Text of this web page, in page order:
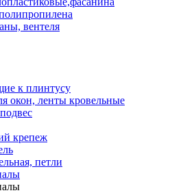
вентеля
к плинтусу
окон, ленты кровельные
крепеж
петли